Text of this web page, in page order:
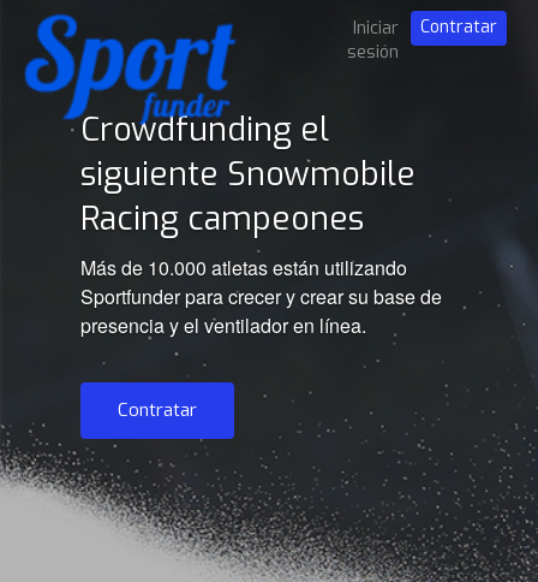
Iniciar
sesión
Contratar
Crowdfunding el
siguiente Snowmobile
Racing campeones
Más de 10.000 atletas están utilizando
Sportfunder para crecer y crear su base de
presencia y el ventilador en línea.
Contratar